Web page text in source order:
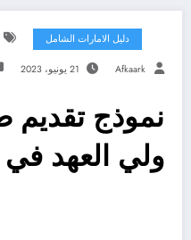
دليل الامارات الشامل
Afkaark 21 يونيو، 2023
نموذج تقديم
ولي العهد في